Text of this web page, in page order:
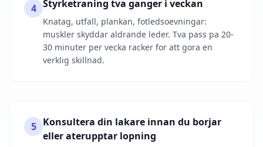
4 Styrketraning tva ganger i veckan
Knatag, utfall, plankan, fotledsoevningar:
muskler skyddar aldrande leder. Tva pass pa 20-
30 minuter per vecka racker for att gora en
verklig skillnad.
5 Konsultera din lakare innan du borjar
eller aterupptar lopning